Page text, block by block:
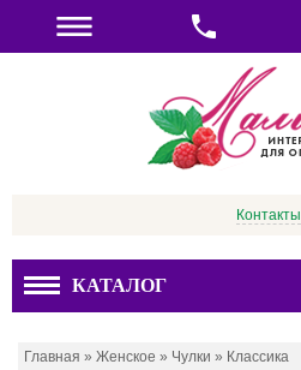
Контакты
КАТАЛОГ
Главная » Женское » Чулки » Классика